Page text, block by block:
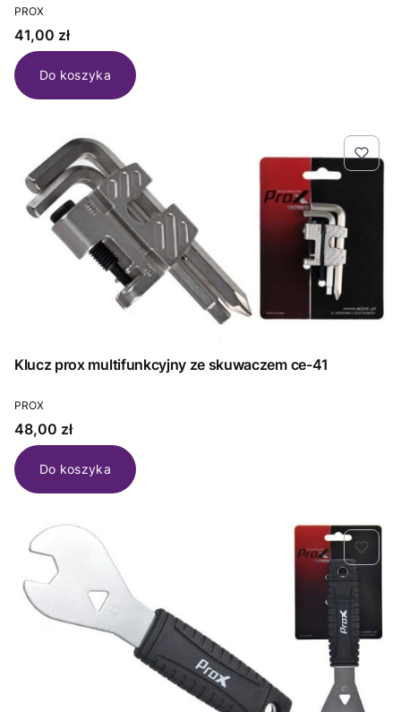
PRODUCENT
PROX
Cena
41,00 zł
Do koszyka
Klucz prox multifunkcyjny ze skuwaczem ce-41
PRODUCENT
PROX
Cena
48,00 zł
Do koszyka